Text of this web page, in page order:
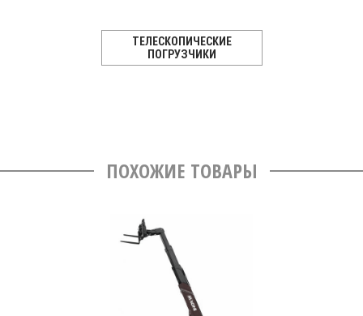
ТЕЛЕСКОПИЧЕСКИЕ
ПОГРУЗЧИКИ
ПОХОЖИЕ ТОВАРЫ